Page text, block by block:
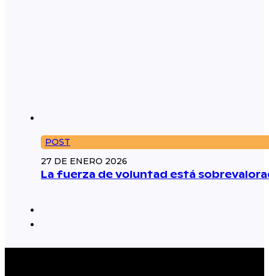
POST
27 DE ENERO 2026
La fuerza de voluntad está